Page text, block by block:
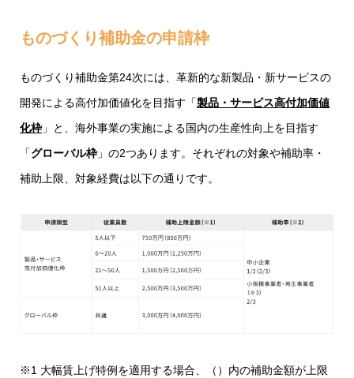
ものづくり補助金の申請枠
ものづくり補助金第24次には、革新的な新製品・新サービスの
開発による高付加価値化を目指す「製品・サービス高付加価値
化枠 」と、海外事業の実施による国内の生産性向上を目指す
「グローバル枠 」の2つあります。それぞれの対象や補助率・
補助上限、対象経費は以下の通りです。
※1 大幅賃上げ特例を適用する場合、（）内の補助金額が上限